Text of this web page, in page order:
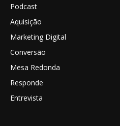
Podcast
Aquisição
Marketing Digital
Conversão
Mesa Redonda
Responde
Entrevista